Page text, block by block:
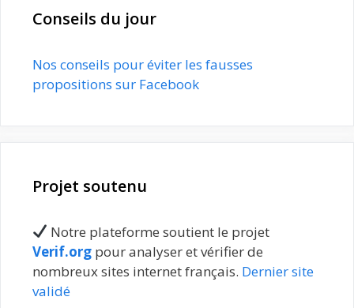
Conseils du jour
Nos conseils pour éviter les fausses
propositions sur Facebook
Projet soutenu
Notre plateforme soutient le projet
Verif.org pour analyser et vérifier de
nombreux sites internet français. Dernier site
validé